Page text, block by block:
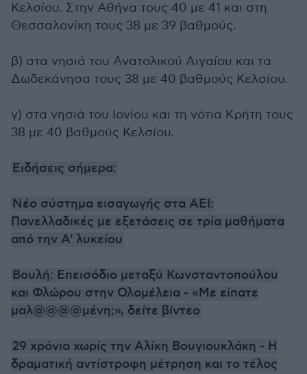
Κελσίου. Στην Αθήνα τους 40 με 41 και στη
Θεσσαλονίκη τους 38 με 39 βαθμούς.
β) στα νησιά του Ανατολικού Αιγαίου και τα
Δωδεκάνησα τους 38 με 40 βαθμούς Κελσίου.
γ) στα νησιά του Ιονίου και τη νότια Κρήτη τους
38 με 40 βαθμούς Κελσίου.
Ειδήσεις σήμερα:
Νέο σύστημα εισαγωγής στα ΑΕΙ:
Πανελλαδικές με εξετάσεις σε τρία μαθήματα
από την Α' λυκείου
Βουλή: Επεισόδιο μεταξύ Κωνσταντοπούλου
και Φλώρου στην Ολομέλεια - «Με είπατε
μαλ@@@@μένη;», δείτε βίντεο
29 χρόνια χωρίς την Αλίκη Βουγιουκλάκη - Η
δραματική αντίστροφη μέτρηση και το τέλος